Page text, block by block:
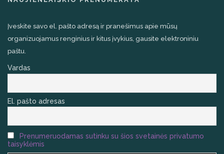
Įveskite savo el. pašto adresą ir pranešimus apie mūsų
organizuojamus renginius ir kitus įvykius, gausite elektroniniu
paštu.
Vardas
El. pašto adresas
Prenumeruodamas sutinku su šios svetainės privatumo
taisyklėmis